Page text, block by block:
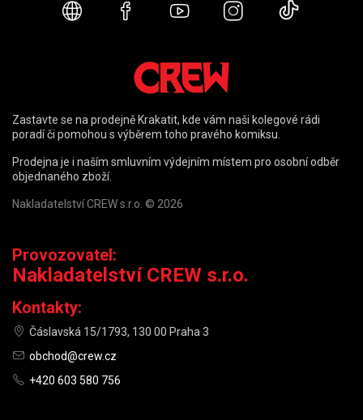
Webové stránky
FacebookYouTubeInstagram
Zastavte se na prodejně Krakatit, kde vám naši kolegové rádi
poradí či pomohou s výběrem toho pravého komiksu.
Prodejna je i naším smluvním výdejním místem pro osobní odběr
objednaného zboží.
Nakladatelství CREW s.r.o. © 2026
Provozovatel:
Nakladatelství CREW s.r.o.
Kontakty:
Čáslavská 15/1793, 130 00 Praha 3
obchod@crew.cz
+420 603 580 756